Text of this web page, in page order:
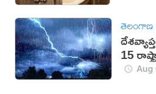
తెలంగాణ
15
Aug